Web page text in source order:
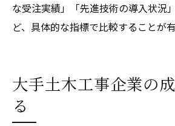
な受注実績」「先進技術の導入状況
ど、具体的な指標で比較することが有
大手土木工事企業の
る